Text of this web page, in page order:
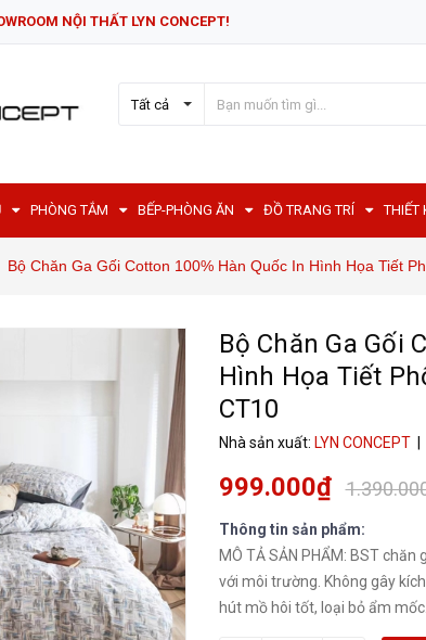
NỘI THẤT LYN CONCEPT!
Tất cả
PHÒNG TẮM BẾP-PHÒNG ĂN ĐỒ TRANG TRÍ THIẾT
Bộ Chăn Ga Gối Cotton 100% Hàn Quốc In Hình Họa Tiết
Bộ Chăn Ga Gối
Hình Họa Tiết
CT10
Nhà sản xuất: LYN CONCEPT |
999.000₫
Thông tin sản phẩm:
MÔ TẢ SẢN PHẨM: BST
với môi trường. Không gây
hút mồ hôi tốt, loại bỏ ẩm